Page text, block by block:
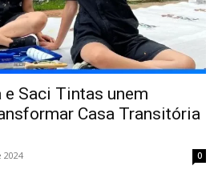
Saci Tintas unem
Casa Transitória
2024 0